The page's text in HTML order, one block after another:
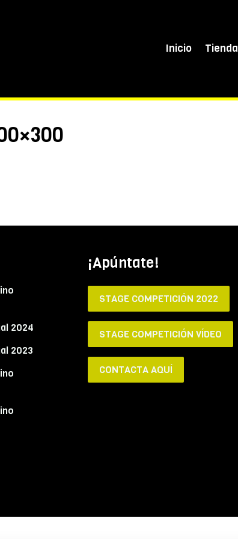
Inicio Tienda
2024
2023
¡Apúntate!
STAGE COMPETICIÓN 2022
STAGE COMPETICIÓN VÍDEO
CONTACTA AQUÍ